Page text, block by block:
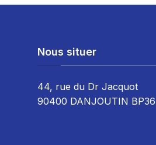
Nous situer
44, rue du Dr Jacquot
90400 DANJOUTIN BP36